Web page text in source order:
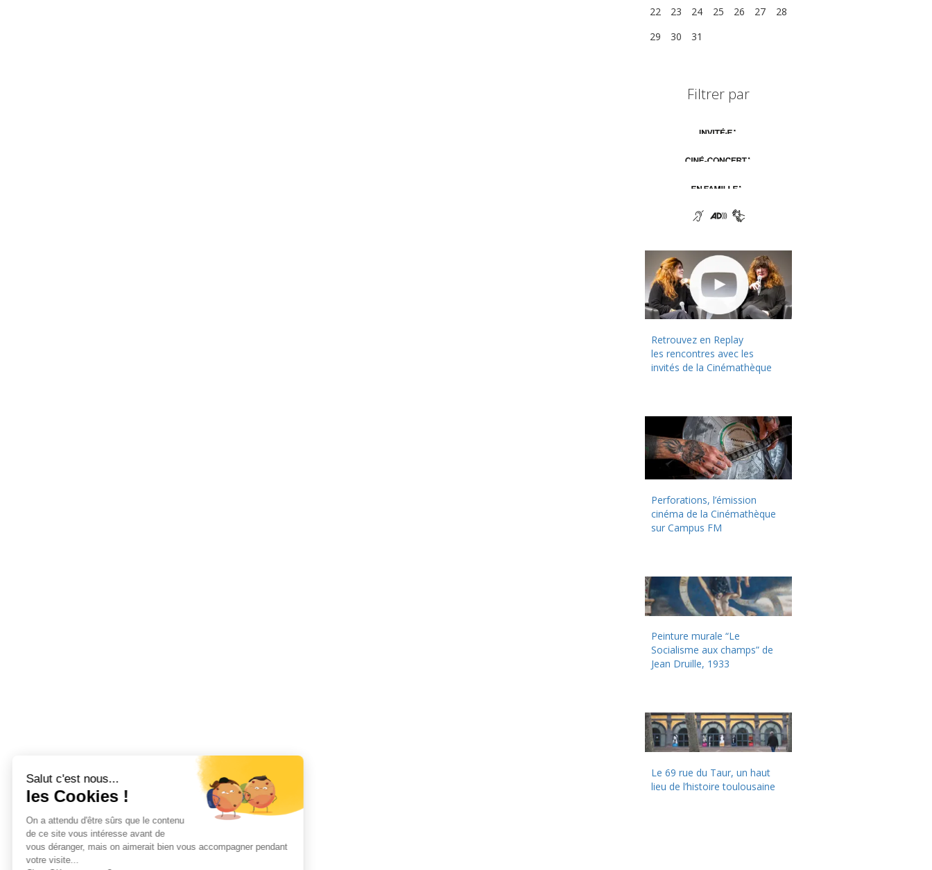
22
23 24 25 26 27
28
29
30 31
Filtrer par
Retrouvez en Replay
les rencontres avec les
invités de la Cinémathèque
Perforations, l’émission
cinéma de la Cinémathèque
sur Campus FM
Peinture murale “Le
Socialisme aux champs” de
Jean Druille, 1933
Le 69 rue du Taur, un haut
lieu de l’histoire toulousaine